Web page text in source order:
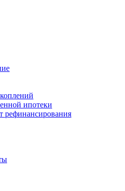
ипотеки
рефинансирования